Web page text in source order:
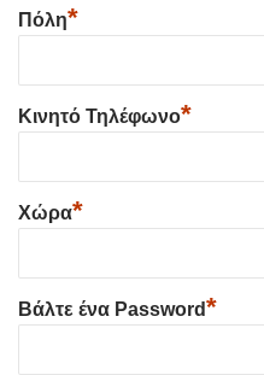
Πόλη*
Κινητό Τηλέφωνο*
Χώρα*
Βάλτε ένα Password*